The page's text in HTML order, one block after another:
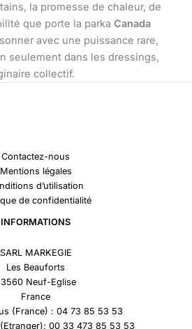
la promesse de chaleur, de
que porte la parka Canada
avec une puissance rare,
seulement dans les dressings,
collectif.
Contactez-nous
Mentions légales
d’utilisation
de confidentialité
INFORMATIONS
SARL MARKEGIE
Les Beauforts
Neuf-Eglise
France
(France) : 04 73 85 53 53
00 33 473 85 53 53